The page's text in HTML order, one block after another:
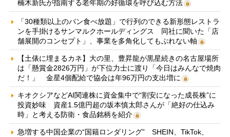
楠木新氏が指南する老年期の好循環を呼び込む方法
「30種類以上のパン食べ放題」で行列のできる新形態レストラ
ンを手掛けるサンマルクホールディングス 同社に聞いた「店
舗展開のコンセプト」、事業を多角化してもぶれない軸
【土俵に埋まるカネ】大の里、豊昇龍が黒星続きの名古屋場所
は「懸賞金2826万円」が下位力士に渡り「今日はみんなで焼肉
だ！」 金星4個配給で協会は年96万円の支出増に
キオクシアなどAI関連株に資金集中で“割安になった成長株”に
投資妙味 資産1.5億円超の坂本慎太郎さんが「絶好の仕込み
時」と考える防衛・食品銘柄を紹介
急増する中国企業の“国籍ロンダリング” SHEIN、TikTok、